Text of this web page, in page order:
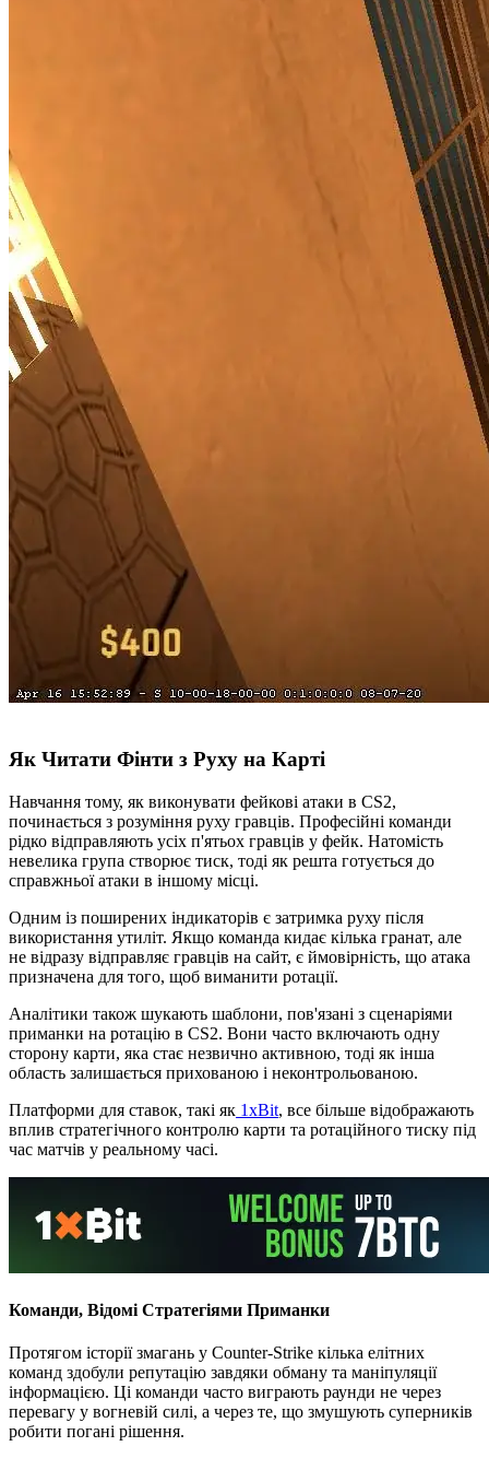
Як Читати Фінти з Руху на Карті
Навчання тому, як виконувати фейкові атаки в CS2,
починається з розуміння руху гравців. Професійні команди
рідко відправляють усіх п'ятьох гравців у фейк. Натомість
невелика група створює тиск, тоді як решта готується до
справжньої атаки в іншому місці.
Одним із поширених індикаторів є затримка руху після
використання утиліт. Якщо команда кидає кілька гранат, але
не відразу відправляє гравців на сайт, є ймовірність, що атака
призначена для того, щоб виманити ротації.
Аналітики також шукають шаблони, пов'язані з сценаріями
приманки на ротацію в CS2. Вони часто включають одну
сторону карти, яка стає незвично активною, тоді як інша
область залишається прихованою і неконтрольованою.
Платформи для ставок, такі як 1xBit, все більше відображають
вплив стратегічного контролю карти та ротаційного тиску під
час матчів у реальному часі.
Команди, Відомі Стратегіями Приманки
Протягом історії змагань у Counter-Strike кілька елітних
команд здобули репутацію завдяки обману та маніпуляції
інформацією. Ці команди часто виграють раунди не через
перевагу у вогневій силі, а через те, що змушують суперників
робити погані рішення.